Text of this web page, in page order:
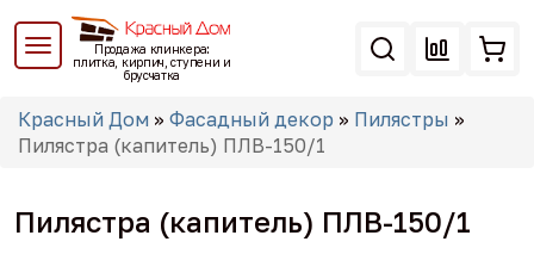
Перейти
основному
Продажа клинкера:
плитка, кирпич, ступени и
брусчатка
Вы
здесь
Красный Дом » Фасадный декор » Пилястры »
Пилястра (капитель) ПЛВ-150/1
Пилястра (капитель) ПЛВ-150/1